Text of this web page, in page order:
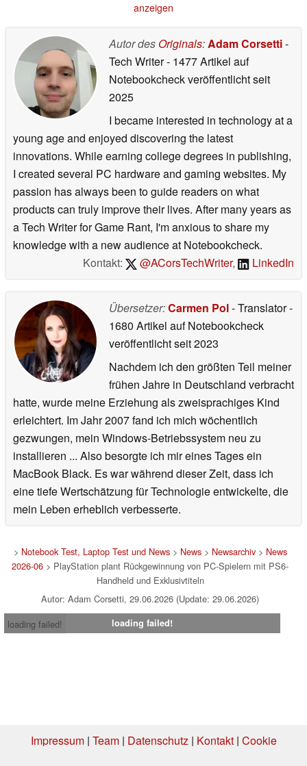
anzeigen
Autor des Originals:Adam Corsetti-
Tech Writer- 1477 Artikel auf
Notebookcheck veröffentlichtseit
2025
I became interested in technology at a
young age and enjoyed discovering the latest
innovations. While earning college degrees in publishing,
I created several PC hardware and gaming websites. My
passion has always been to guide readers on what
products can truly improve their lives. After many years as
a Tech Writer for Game Rant, I'm anxious to share my
knowledge with a new audience at Notebookcheck.
Kontakt:
@ACorsTechWriter, LinkedIn
Übersetzer:Carmen Pol- Translator-
1680 Artikel auf Notebookcheck
veröffentlichtseit 2023
Nachdem ich den größten Teil meiner
frühen Jahre in Deutschland verbracht
hatte, wurde meine Erziehung als zweisprachiges Kind
erleichtert. Im Jahr 2007 fand ich mich wöchentlich
gezwungen, mein Windows-Betriebssystem neu zu
installieren ... Also besorgte ich mir eines Tages ein
MacBook Black. Es war während dieser Zeit, dass ich
eine tiefe Wertschätzung für Technologie entwickelte, die
mein Leben erheblich verbesserte.
> Notebook Test, Laptop Test und News> News> Newsarchiv> News
2026-06 > PlayStation plant Rückgewinnung von PC-Spielern mit PS6-
Handheld und Exklusivtiteln
Autor: Adam Corsetti, 29.06.2026 (Update: 29.06.2026)
loading failed!
loading failed!
Impressum| Team| Datenschutz| Kontakt| Cookie